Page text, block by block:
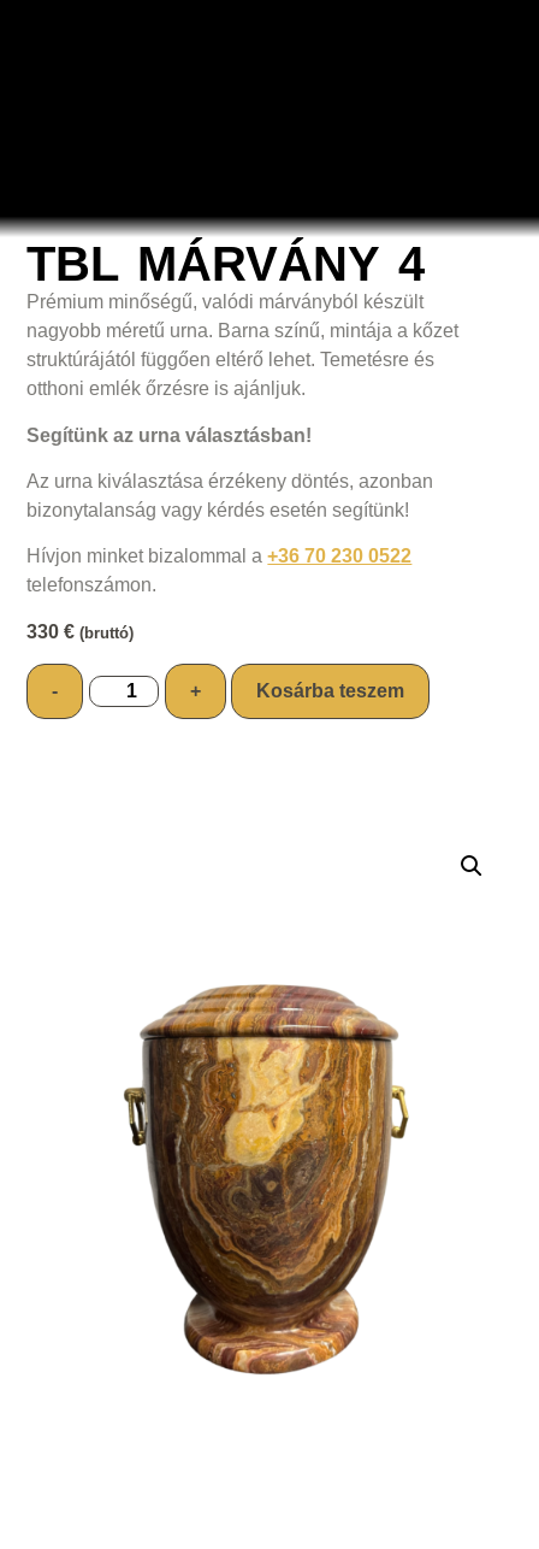
TBL MÁRVÁNY 4
Prémium minőségű, valódi márványból készült
nagyobb méretű urna. Barna színű, mintája a kőzet
struktúrájától függően eltérő lehet. Temetésre és
otthoni emlék őrzésre is ajánljuk.
Segítünk az urna választásban!
Az urna kiválasztása érzékeny döntés, azonban
bizonytalanság vagy kérdés esetén segítünk!
Hívjon minket bizalommal a+36 70 230 0522
telefonszámon.
330€ (bruttó)
- + Kosárba teszem